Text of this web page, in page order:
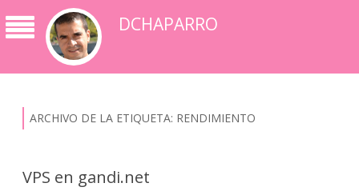
DCHAPARRO
ARCHIVO DE LA ETIQUETA: RENDIMIENTO
VPS en gandi.net